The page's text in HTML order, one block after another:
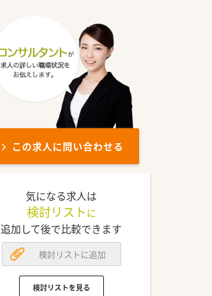
この求人に問い合わせる
気になる求人は
検討リスト に
追加して後で比較できます
検討リストに追加
検討リストを見る